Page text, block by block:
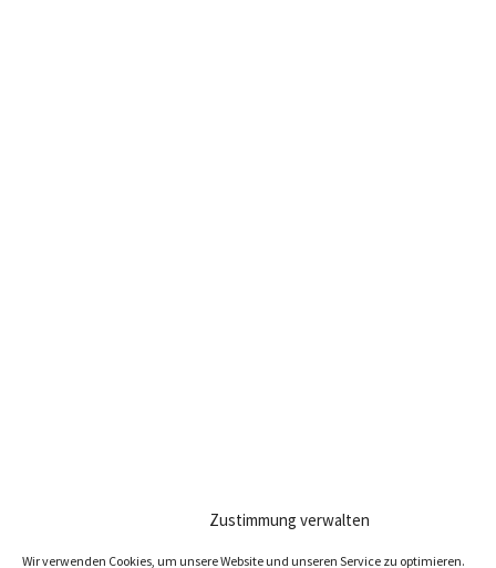
Zustimmung verwalten
Wir verwenden Cookies, um unsere Website und unseren Service zu optimieren.